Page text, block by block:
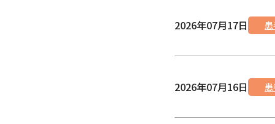
2026年07月17日
2026年07月16日